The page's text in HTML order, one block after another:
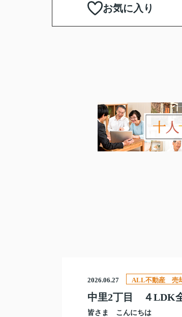
お気に入り
2026.06.27 ALL不動産 売
中里2丁目 ４LDK
皆さま こんにちは